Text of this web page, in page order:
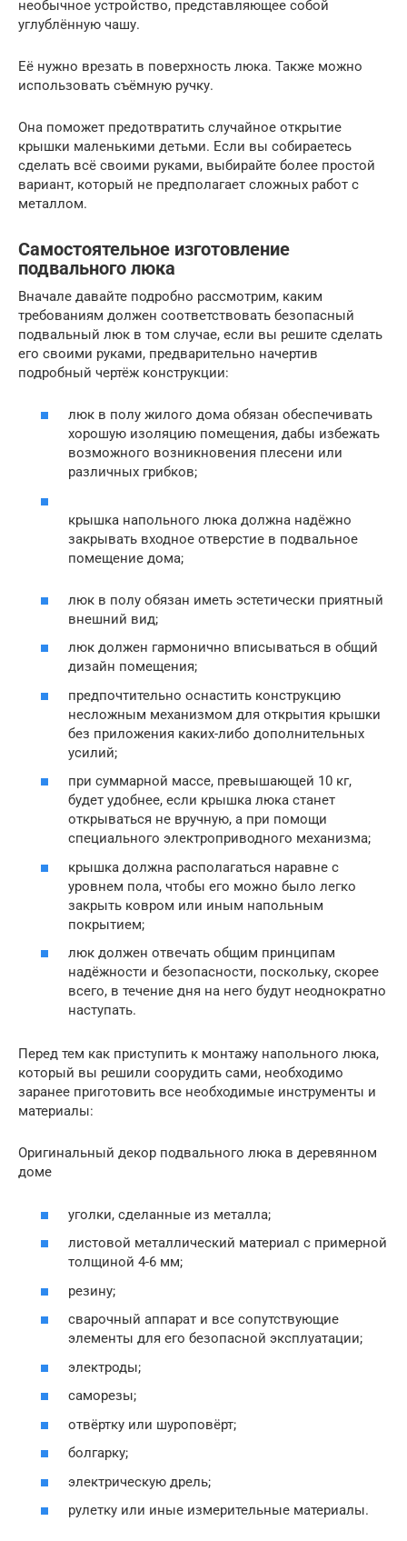
необычное устройство, представляющее собой
углублённую чашу.
Её нужно врезать в поверхность люка. Также можно
использовать съёмную ручку.
Она поможет предотвратить случайное открытие
крышки маленькими детьми. Если вы собираетесь
сделать всё своими руками, выбирайте более простой
вариант, который не предполагает сложных работ с
металлом.
Самостоятельное изготовление
подвального люка
Вначале давайте подробно рассмотрим, каким
требованиям должен соответствовать безопасный
подвальный люк в том случае, если вы решите сделать
его своими руками, предварительно начертив
подробный чертёж конструкции:
люк в полу жилого дома обязан обеспечивать
хорошую изоляцию помещения, дабы избежать
возможного возникновения плесени или
различных грибков;
крышка напольного люка должна надёжно
закрывать входное отверстие в подвальное
помещение дома;
люк в полу обязан иметь эстетически приятный
внешний вид;
люк должен гармонично вписываться в общий
дизайн помещения;
предпочтительно оснастить конструкцию
несложным механизмом для открытия крышки
без приложения каких-либо дополнительных
усилий;
при суммарной массе, превышающей 10 кг,
будет удобнее, если крышка люка станет
открываться не вручную, а при помощи
специального электроприводного механизма;
крышка должна располагаться наравне с
уровнем пола, чтобы его можно было легко
закрыть ковром или иным напольным
покрытием;
люк должен отвечать общим принципам
надёжности и безопасности, поскольку, скорее
всего, в течение дня на него будут неоднократно
наступать.
Перед тем как приступить к монтажу напольного люка,
который вы решили соорудить сами, необходимо
заранее приготовить все необходимые инструменты и
материалы:
Оригинальный декор подвального люка в деревянном
доме
уголки, сделанные из металла;
листовой металлический материал с примерной
толщиной 4-6 мм;
резину;
сварочный аппарат и все сопутствующие
элементы для его безопасной эксплуатации;
электроды;
саморезы;
отвёртку или шуроповёрт;
болгарку;
электрическую дрель;
рулетку или иные измерительные материалы.